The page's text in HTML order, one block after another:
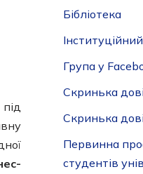
Бібліотека
Група у
Скринька
Скринька
Первинна
студентів